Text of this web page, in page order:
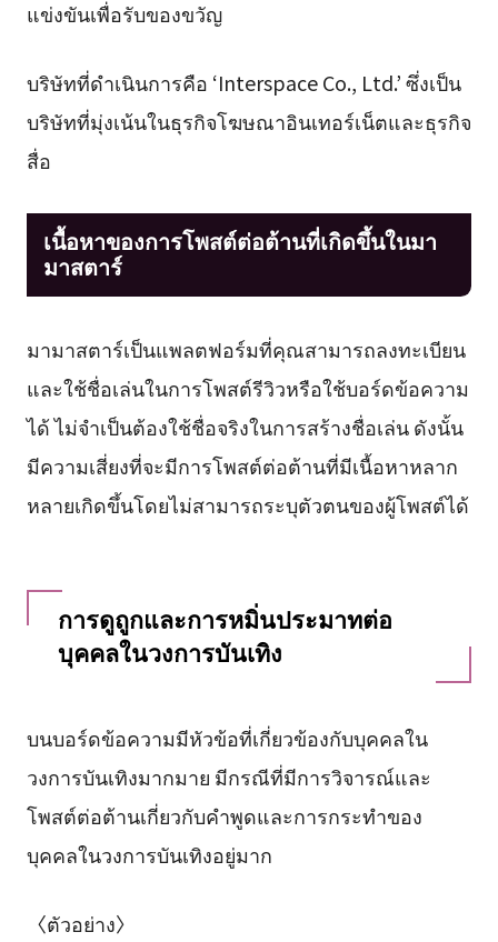
แข่งขันเพื่อรับของขวัญ
บริษัทที่ดำเนินการคือ ‘Interspace Co., Ltd.’ ซึ่งเป็น
บริษัทที่มุ่งเน้นในธุรกิจโฆษณาอินเทอร์เน็ตและธุรกิจ
สื่อ
เนื้อหาของการโพสต์ต่อต้านที่เกิดขึ้นในมา
มาสตาร์
มามาสตาร์เป็นแพลตฟอร์มที่คุณสามารถลงทะเบียน
และใช้ชื่อเล่นในการโพสต์รีวิวหรือใช้บอร์ดข้อความ
ได้ ไม่จำเป็นต้องใช้ชื่อจริงในการสร้างชื่อเล่น ดังนั้น
มีความเสี่ยงที่จะมีการโพสต์ต่อต้านที่มีเนื้อหาหลาก
หลายเกิดขึ้นโดยไม่สามารถระบุตัวตนของผู้โพสต์ได้
การดูถูกและการหมิ่นประมาทต่อ
บุคคลในวงการบันเทิง
บนบอร์ดข้อความมีหัวข้อที่เกี่ยวข้องกับบุคคลใน
วงการบันเทิงมากมาย มีกรณีที่มีการวิจารณ์และ
โพสต์ต่อต้านเกี่ยวกับคำพูดและการกระทำของ
บุคคลในวงการบันเทิงอยู่มาก
〈ตัวอย่าง〉